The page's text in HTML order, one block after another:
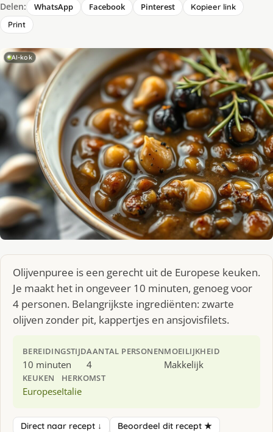
Delen: WhatsApp Facebook Pinterest
Kopieer link
Print
AI-kok
Olijvenpuree is een gerecht uit de Europese keuken.
Je maakt het in ongeveer 10 minuten, genoeg voor
4 personen. Belangrijkste ingrediënten: zwarte
olijven zonder pit, kappertjes en ansjovisfilets.
BEREIDINGSTIJD
10 minuten
AANTAL PERSONEN
4
MOEILIJKHEID
Makkelijk
KEUKEN
Europese
HERKOMST
Italie
Direct naar recept ↓ Beoordeel dit recept ★